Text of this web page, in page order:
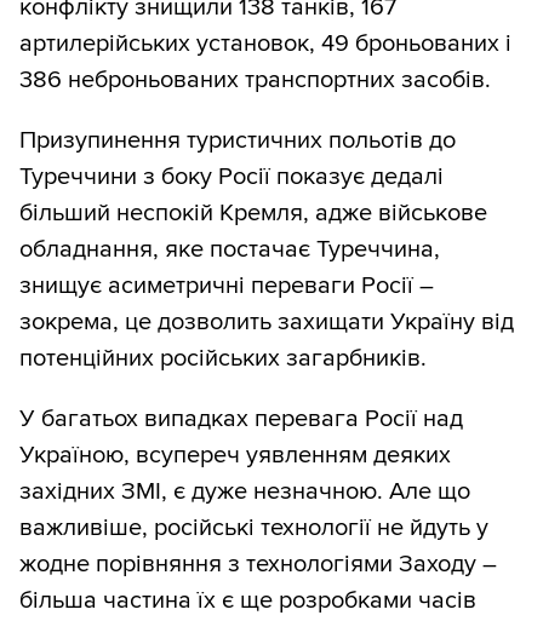
конфлікту знищили 138 танків, 167
артилерійських установок, 49 броньованих і
386 неброньованих транспортних засобів.
Призупинення туристичних польотів до
Туреччини з боку Росії показує дедалі
більший неспокій Кремля, адже військове
обладнання, яке постачає Туреччина,
знищує асиметричні переваги Росії –
зокрема, це дозволить захищати Україну від
потенційних російських загарбників.
У багатьох випадках перевага Росії над
Україною, всупереч уявленням деяких
західних ЗМІ, є дуже незначною. Але що
важливіше, російські технології не йдуть у
жодне порівняння з технологіями Заходу –
більша частина їх є ще розробками часів